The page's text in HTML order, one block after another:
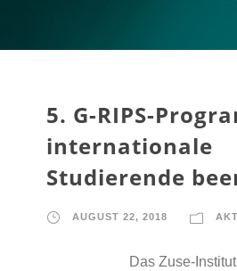
5. G-RIPS-
internationale
Studierende
AUGUST 22, 2018
Das Zuse-